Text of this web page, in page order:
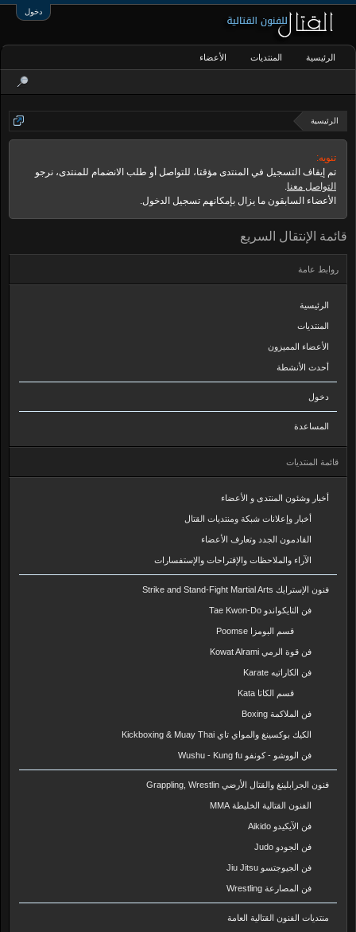
دخول
الرئيسية
تنويه:
تم إيقاف التسجيل في المنتدى مؤقتا، للتواصل أو طلب الانضمام للمنتدى، نرجو
التواصل معنا.
الأعضاء السابقون ما يزال بإمكانهم تسجيل الدخول.
قائمة الإنتقال السريع
روابط عامة
الرئيسية
المنتديات
الأعضاء المميزون
أحدث الأنشطة
دخول
المساعدة
قائمة المنتديات
أخبار وشئون المنتدى و الأعضاء
أخبار وإعلانات شبكة ومنتديات القتال
القادمون الجدد وتعارف الأعضاء
الآراء والملاحظات والإقتراحات والإستفسارات
فنون الإسترايك Strike and Stand-Fight Martial Arts
فن التايكواندو Tae Kwon-Do
قسم البومزا Poomse
فن قوة الرمي Kowat Alrami
فن الكاراتيه Karate
قسم الكاتا Kata
فن الملاكمة Boxing
الكيك بوكسينغ والمواي تاي Kickboxing & Muay Thai
فن الووشو - كونفو Wushu - Kung fu
فنون الجرابلينغ والقتال الأرضي Grappling, Wrestlin
الفنون القتالية الخليطة MMA
فن الآيكيدو Aikido
فن الجودو Judo
فن الجيوجتسو Jiu Jitsu
فن المصارعة Wrestling
منتديات الفنون القتالية العامة
الرئيسية المنتديات الأعضاء